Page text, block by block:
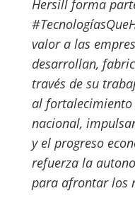
Hersill forma
valor a las
desarrollan,
través de su
al
nacional,
y el progreso
refuerza la
para afrontar los